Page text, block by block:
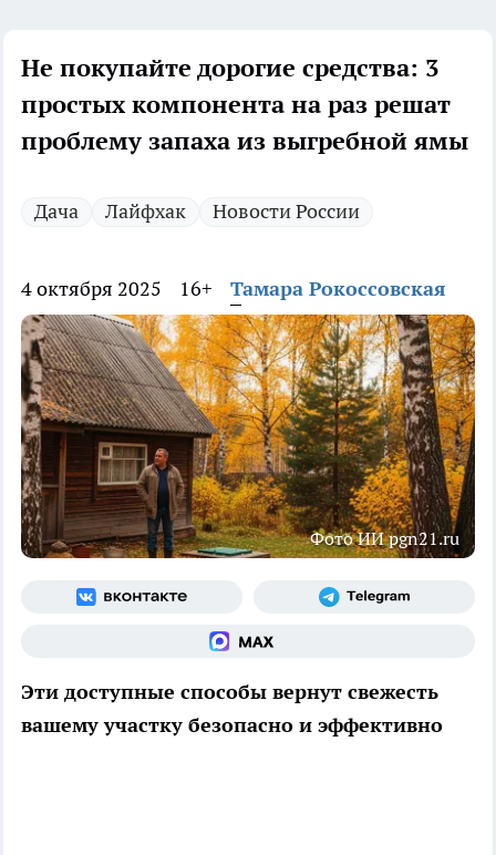
Не покупайте дорогие средства: 3
простых компонента на раз решат
проблему запаха из выгребной ямы
Дача Лайфхак Новости России
4 октября 2025 16+ Тамара Рокоссовская
Фото ИИ pgn21.ru
Эти доступные способы вернут свежесть
вашему участку безопасно и эффективно